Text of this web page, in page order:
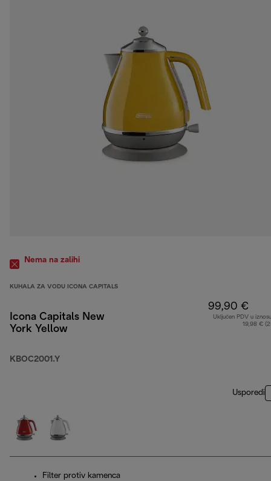
Nema na zalihi
KUHALA ZA VODU ICONA CAPITALS
Icona Capitals New
York Yellow
KBOC2001.Y
99,90 €
Uključen PDV u
19,98 €
Usporedi
Filter protiv kamenca